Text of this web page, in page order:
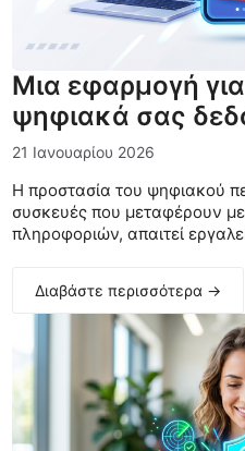
Μια εφαρμογή
ψηφιακά σας
21 Ιανουαρίου 2026
Η προστασία του ψηφιακού
συσκευές που μεταφέρουν
πληροφοριών, απαιτεί
Διαβάστε περισσότερα →